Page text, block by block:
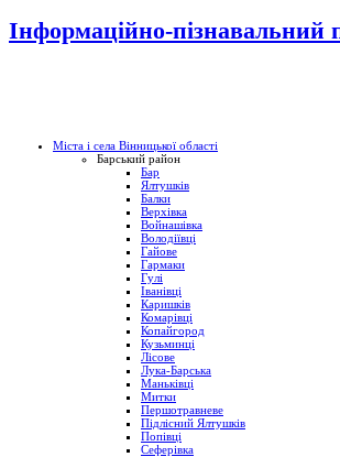
Інформаційно-пізнавальний
Міста і села Вінницької області
Барський район
Бар
Ялтушків
Балки
Верхівка
Войнашівка
Володіївці
Гайове
Гармаки
Гулі
Іванівці
Каришків
Комарівці
Копайгород
Кузьминці
Лісове
Лука-Барська
Маньківці
Митки
Першотравневе
Підлісний Ялтушків
Попівці
Сеферівка